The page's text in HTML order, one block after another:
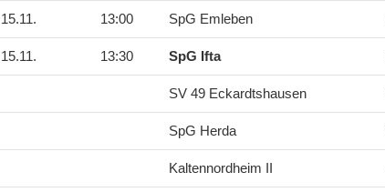
15.11. 13:00 SpG Emleben
15.11. 13:30 SpG Ifta
SV 49 Eckardtshausen
SpG Herda
Kaltennordheim II